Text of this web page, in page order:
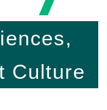
Culture